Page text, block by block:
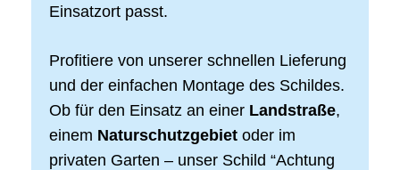
Einsatzort passt.
Profitiere von unserer schnellen Lieferung
und der einfachen Montage des Schildes.
Ob für den Einsatz an einer Landstraße,
einem Naturschutzgebiet oder im
privaten Garten – unser Schild “Achtung